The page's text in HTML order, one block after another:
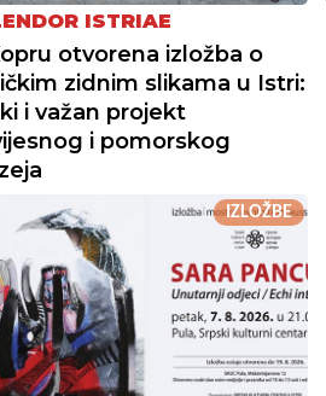
ISTRIAE
otvorena izložba o
zidnim slikama u Istri:
i važan projekt
i pomorskog
IZLOŽBE